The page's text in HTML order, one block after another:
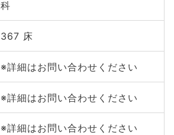
科
367 床
※詳細はお問い合わせください
※詳細はお問い合わせください
※詳細はお問い合わせください